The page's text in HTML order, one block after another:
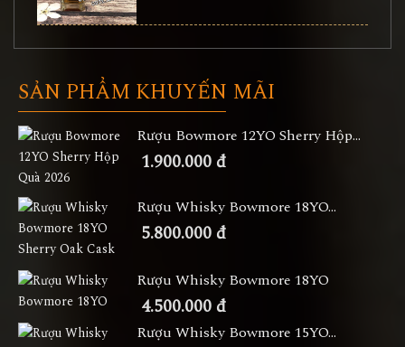
SẢN PHẨM KHUYẾN MÃI
Rượu Bowmore 12YO Sherry Hộp...
1.900.000 đ
Rượu Whisky Bowmore 18YO...
5.800.000 đ
Rượu Whisky Bowmore 18YO
4.500.000 đ
Rượu Whisky Bowmore 15YO...